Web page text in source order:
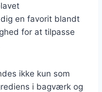
en favorit blandt
for at tilpasse
ikke kun som
i bagværk og